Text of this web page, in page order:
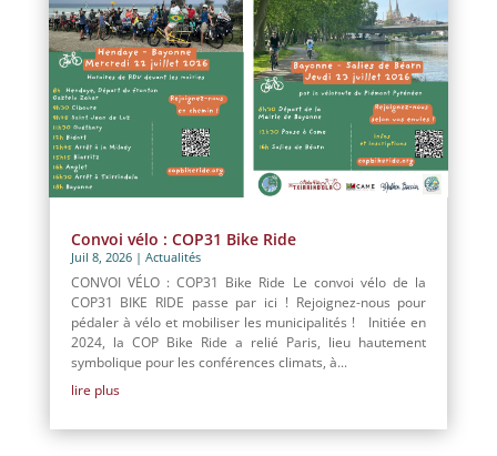
Convoi vélo : COP31 Bike Ride
Juil 8, 2026| Actualités
CONVOI VÉLO : COP31 Bike Ride Le convoi vélo de la
COP31 BIKE RIDE passe par ici ! Rejoignez-nous pour
pédaler à vélo et mobiliser les municipalités ! Initiée en
2024, la COP Bike Ride a relié Paris, lieu hautement
symbolique pour les conférences climats, à...
lire plus